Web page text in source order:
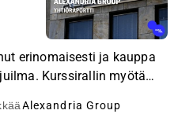
erinomaisesti ja kauppa
Kurssirallin myötä
kotiuttaa voittoja.
Alexandria Group